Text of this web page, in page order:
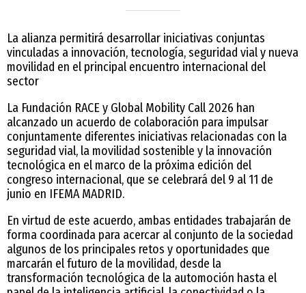
La alianza permitirá desarrollar iniciativas conjuntas
vinculadas a innovación, tecnología, seguridad vial y nueva
movilidad en el principal encuentro internacional del
sector
La Fundación RACE y Global Mobility Call 2026 han
alcanzado un acuerdo de colaboración para impulsar
conjuntamente diferentes iniciativas relacionadas con la
seguridad vial, la movilidad sostenible y la innovación
tecnológica en el marco de la próxima edición del
congreso internacional, que se celebrará del 9 al 11 de
junio en IFEMA MADRID.
En virtud de este acuerdo, ambas entidades trabajarán de
forma coordinada para acercar al conjunto de la sociedad
algunos de los principales retos y oportunidades que
marcarán el futuro de la movilidad, desde la
transformación tecnológica de la automoción hasta el